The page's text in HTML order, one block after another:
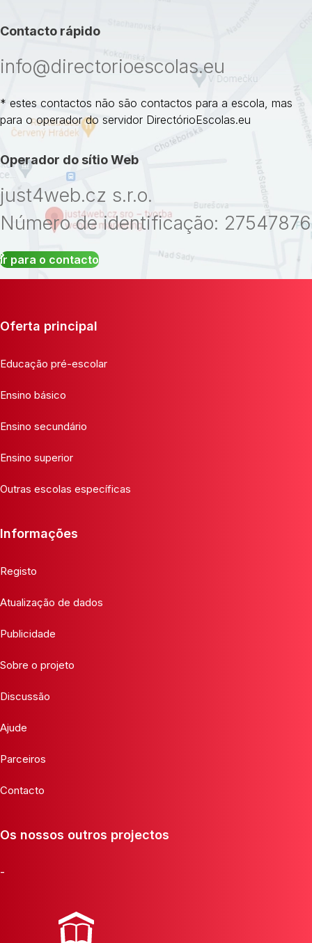
Contacto rápido
info@directorioescolas.eu
* estes contactos não são contactos para a escola, mas
para o operador do servidor DirectórioEscolas.eu
Operador do sítio Web
just4web.cz s.r.o.
Número de identificação: 27547876
Ir para o contacto
Oferta principal
Educação pré-escolar
Ensino básico
Ensino secundário
Ensino superior
Outras escolas específicas
Informações
Registo
Atualização de dados
Publicidade
Sobre o projeto
Discussão
Ajude
Parceiros
Contacto
Os nossos outros projectos
-